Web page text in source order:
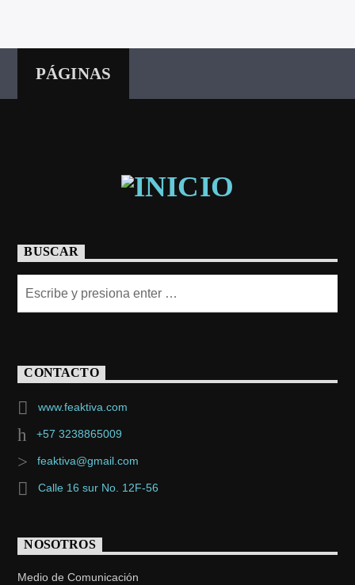
PÁGINAS
BUSCAR
CONTACTO
www.feaktiva.com
+57 3238865009
feaktiva@gmail.com
Calle 16 sur No. 12F-56
NOSOTROS
Medio de Comunicación